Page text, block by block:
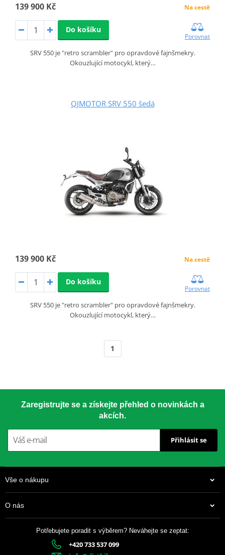
139 900 Kč Na cestě
Do košíku
Porovnat
SRV 550 je "retro scrambler" pro opravdové fajnšmekry.
Okouzlující motocykl, který…
QJMOTOR SRV 550 šedá
139 900 Kč Na cestě
Do košíku
Porovnat
SRV 550 je "retro scrambler" pro opravdové fajnšmekry.
Okouzlující motocykl, který…
1
Zaregistrujte se a získejte přehled o novinkách a
akcích.
Přihlásit se
Vše o nákupu
O nás
Potřebujete poradit s výběrem? Neváhejte se zeptat:
+420 733 537 099